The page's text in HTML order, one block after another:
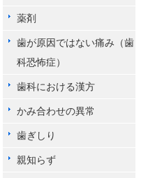
薬剤
歯が原因ではない痛み（歯
科恐怖症）
歯科における漢方
かみ合わせの異常
歯ぎしり
親知らず